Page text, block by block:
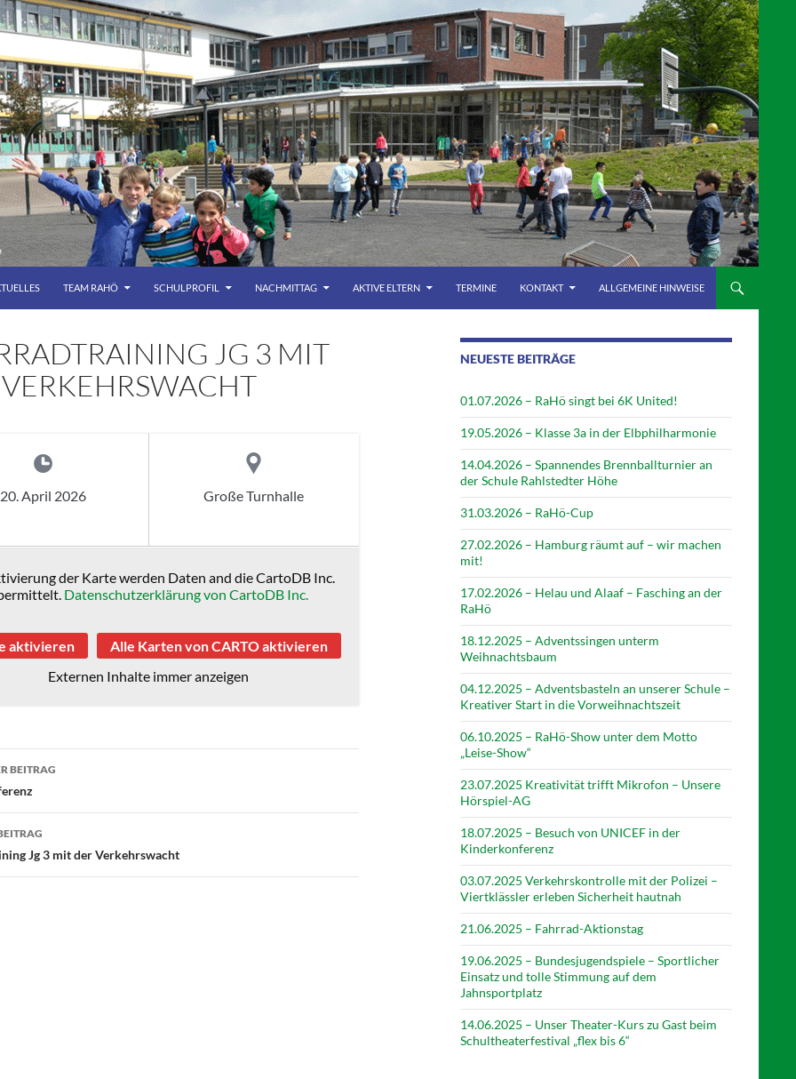
TEAM RAHÖ SCHULPROFIL NACHMITTAG AKTIVE ELTERN TERMINE KONTAKT ALLGEMEINE HINWEISE
JG 3 MIT
20. April 2026 Große Turnhalle
der Karte werden Daten and die CartoDB Inc.
Datenschutzerklärung von CartoDB Inc.
aktivieren
Alle Karten von CARTO aktivieren
Externen Inhalte immer anzeigen
BEITRAG
Jg 3 mit der Verkehrswacht
NEUESTE BEITRÄGE
01.07.2026 – RaHö singt bei 6K United!
19.05.2026 – Klasse 3a in der Elbphilharmonie
14.04.2026 – Spannendes Brennballturnier an
der Schule Rahlstedter Höhe
31.03.2026 – RaHö-Cup
27.02.2026 – Hamburg räumt auf – wir machen
mit!
17.02.2026 – Helau und Alaaf – Fasching an der
RaHö
18.12.2025 – Adventssingen unterm
Weihnachtsbaum
04.12.2025 – Adventsbasteln an unserer Schule –
Kreativer Start in die Vorweihnachtszeit
06.10.2025 – RaHö-Show unter dem Motto
„Leise-Show“
23.07.2025 Kreativität trifft Mikrofon – Unsere
Hörspiel-AG
18.07.2025 – Besuch von UNICEF in der
Kinderkonferenz
03.07.2025 Verkehrskontrolle mit der Polizei –
Viertklässler erleben Sicherheit hautnah
21.06.2025 – Fahrrad-Aktionstag
19.06.2025 – Bundesjugendspiele – Sportlicher
Einsatz und tolle Stimmung auf dem
Jahnsportplatz
14.06.2025 – Unser Theater-Kurs zu Gast beim
Schultheaterfestival „flex bis 6“